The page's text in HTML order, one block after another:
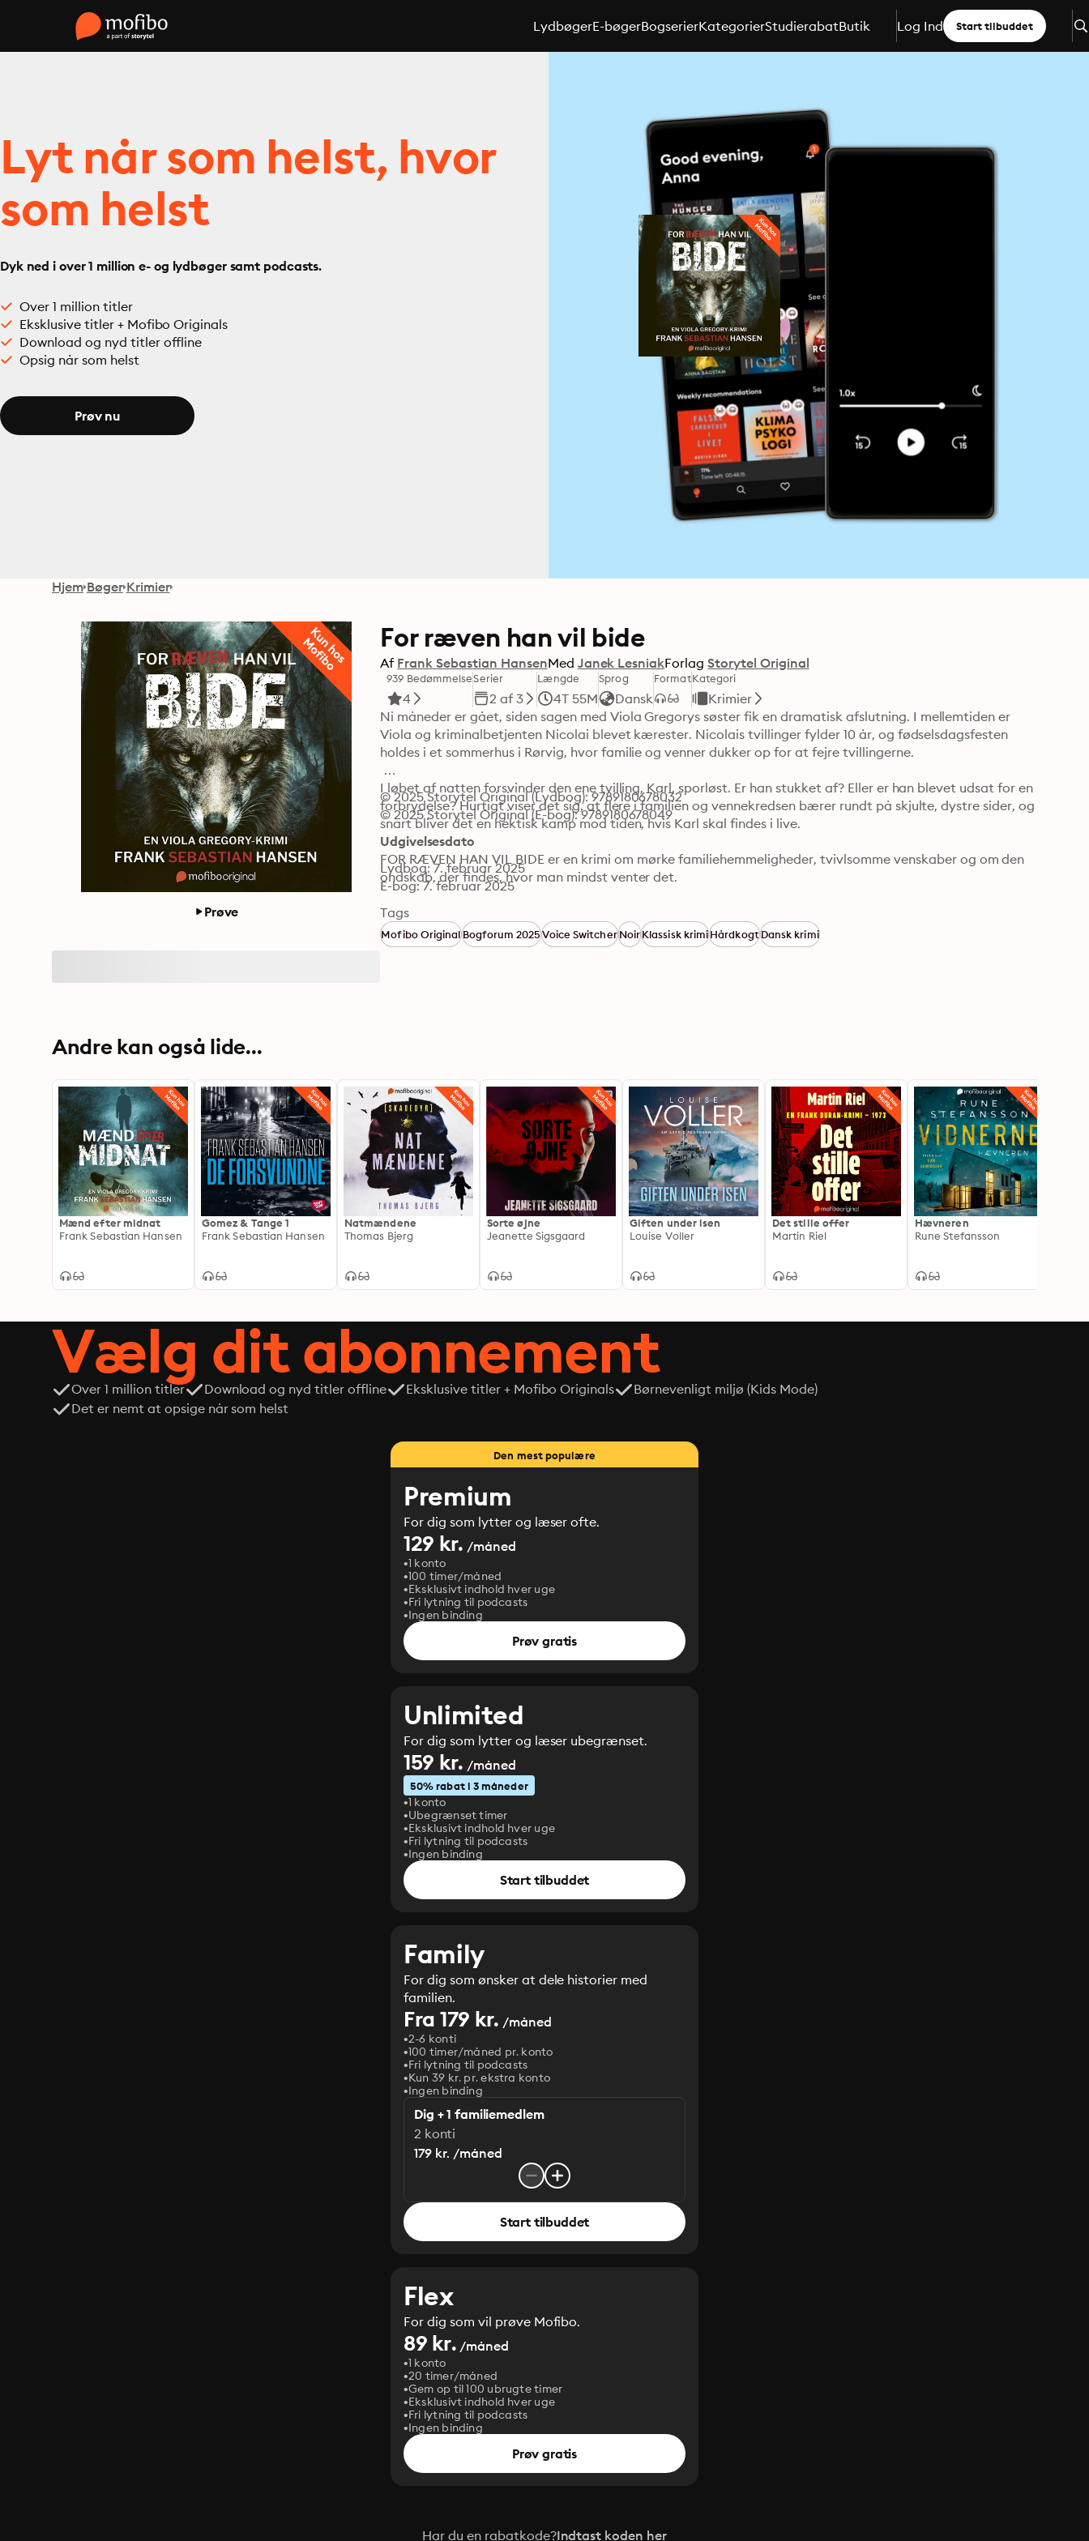
LydbøgerE-bøgerBogserierKategorierStudierabatButik Log Ind Start tilbuddet
Lyt når som helst, hvor
som helst
Dyk ned i over 1 million e- og lydbøger samt podcasts.
Over 1 million titler
Eksklusive titler + Mofibo Originals
Download og nyd titler offline
Opsig når som helst
Prøv nu
Hjem Bøger Krimier
Prøve
For ræven han vil bide
Af Frank Sebastian HansenMed Janek LesniakForlag Storytel Original
939 Bedømmelse
4
Serier
2 af 3
Længde
4T 55M
Sprog
Dansk
FormatKategori
Krimier
Ni måneder er gået, siden sagen med Viola Gregorys søster fik en dramatisk afslutning. I mellemtiden er
Viola og kriminalbetjenten Nicolai blevet kærester. Nicolais tvillinger fylder 10 år, og fødselsdagsfesten
holdes i et sommerhus i Rørvig, hvor familie og venner dukker op for at fejre tvillingerne.
I løbet af natten forsvinder den ene tvilling, Karl, sporløst. Er han stukket af? Eller er han blevet udsat for en
forbrydelse? Hurtigt viser det sig, at flere i familien og vennekredsen bærer rundt på skjulte, dystre sider, og
snart bliver det en hektisk kamp mod tiden, hvis Karl skal findes i live.
FOR RÆVEN HAN VIL BIDE er en krimi om mørke familiehemmeligheder, tvivlsomme venskaber og om den
ondskab, der findes, hvor man mindst venter det.
© 2025 Storytel Original (Lydbog): 9789180678032
© 2025 Storytel Original (E-bog): 9789180678049
Udgivelsesdato
Lydbog: 7. februar 2025
E-bog: 7. februar 2025
Tags
Mofibo OriginalBogforum 2025Voice SwitcherNoirKlassisk krimiHårdkogtDansk krimi
Andre kan også lide...
Mænd efter midnat
Frank Sebastian Hansen
Gomez & Tange 1
Frank Sebastian Hansen
Natmændene
Thomas Bjerg
Sorte øjne
Jeanette Sigsgaard
Giften under isen
Louise Voller
Det stille offer
Martin Riel
Hævneren
Rune Stefansson
Vælg dit abonnement
Over 1 million titler Download og nyd titler offline Eksklusive titler + Mofibo Originals
Børnevenligt miljø (Kids Mode)
Det er nemt at opsige når som helst
Den mest populære
Premium
For dig som lytter og læser ofte.
129 kr. /måned
1 konto
100 timer/måned
Eksklusivt indhold hver uge
Fri lytning til podcasts
Ingen binding
Prøv gratis
Unlimited
For dig som lytter og læser ubegrænset.
159 kr. /måned
50% rabat i 3 måneder
1 konto
Ubegrænset timer
Eksklusivt indhold hver uge
Fri lytning til podcasts
Ingen binding
Start tilbuddet
Family
For dig som ønsker at dele historier med
familien.
Fra 179 kr. /måned
2-6 konti
100 timer/måned pr. konto
Fri lytning til podcasts
Kun 39 kr. pr. ekstra konto
Ingen binding
Dig + 1 familiemedlem
2 konti
179 kr. /måned
Start tilbuddet
Flex
For dig som vil prøve Mofibo.
89 kr. /måned
1 konto
20 timer/måned
Gem op til 100 ubrugte timer
Eksklusivt indhold hver uge
Fri lytning til podcasts
Ingen binding
Prøv gratis
Har du en rabatkode?Indtast koden her